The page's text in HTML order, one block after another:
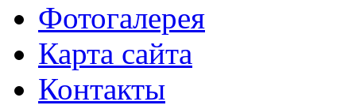
Фотогалерея
Карта сайта
Контакты